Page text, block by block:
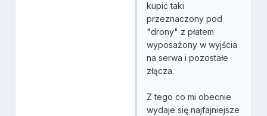
kupić taki
przeznaczony pod
"drony" z płatem
wyposażony w wyjścia
na serwa i pozostałe
złącza.
Z tego co mi obecnie
wydaje się najfajniejsze